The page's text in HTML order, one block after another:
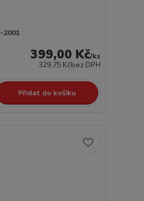
2001
399,00 Kč/ks
329,75 Kčbez DPH
Přidat do košíku